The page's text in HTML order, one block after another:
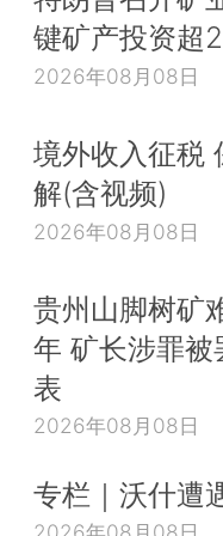
键矿产投资超
2026年08月08日
境外收入征税
解(含视频)
2026年08月08日
贵州山脚树矿
年 矿长涉罪
表
2026年08月08日
专栏｜沃什遭